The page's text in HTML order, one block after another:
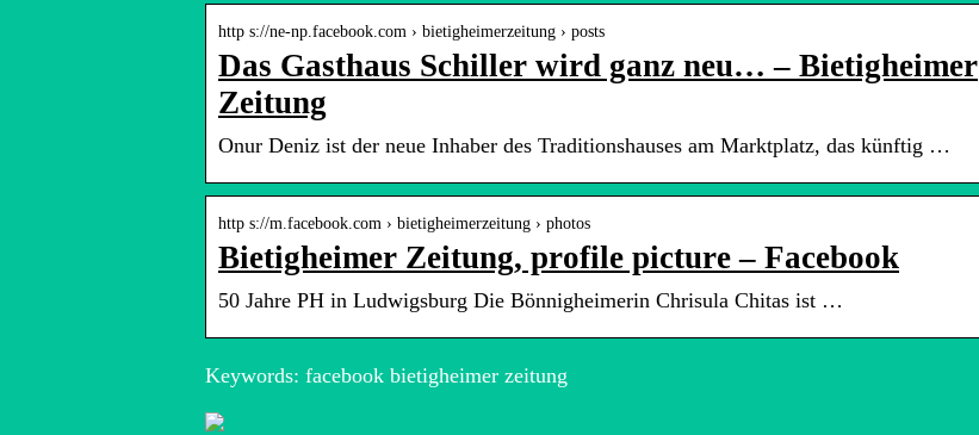
http s://ne-np.facebook.com › bietigheimerzeitung › posts
Das Gasthaus Schiller wird ganz neu… – Bietigheimer
Zeitung
Onur Deniz ist der neue Inhaber des Traditionshauses am Marktplatz, das künftig …
http s://m.facebook.com › bietigheimerzeitung › photos
Bietigheimer Zeitung, profile picture – Facebook
50 Jahre PH in Ludwigsburg Die Bönnigheimerin Chrisula Chitas ist …
Keywords: facebook bietigheimer zeitung